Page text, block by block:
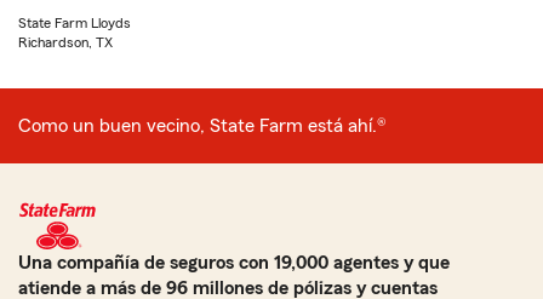
State Farm Lloyds
Richardson, TX
Como un buen vecino, State Farm está ahí.®
Una compañía de seguros con 19,000 agentes y que
atiende a más de 96 millones de pólizas y cuentas